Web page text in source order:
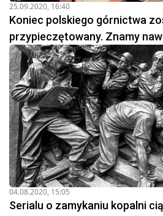
25.09.2020, 16:40
Koniec polskiego górnictwa
przypieczętowany. Znamy
04.08.2020, 15:05
Serialu o zamykaniu kopalni